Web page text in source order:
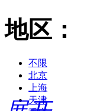
地区：
不限
北京
上海
天津